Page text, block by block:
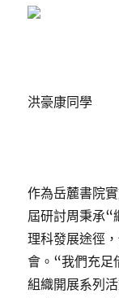
洪豪康同學
作為岳麓書院
屆研討周秉承“
理科發展途徑
會。“我們充足
組織開展系列